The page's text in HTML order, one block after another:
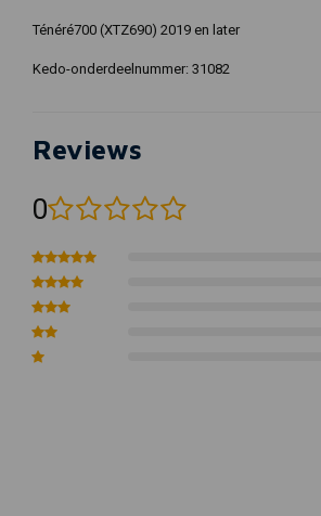
Ténéré700 (XTZ690) 2019 en later
Kedo-onderdeelnummer: 31082
Reviews
0